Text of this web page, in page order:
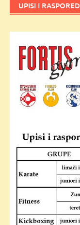
UPISI I RASPORED